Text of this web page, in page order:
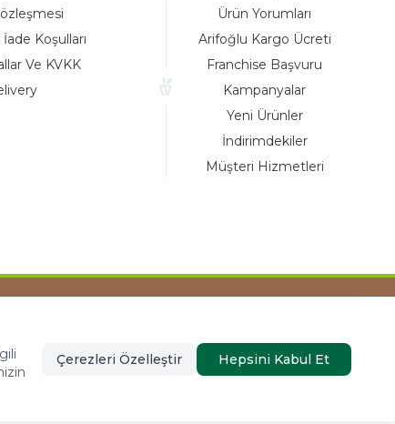
Koşulları
Ve KVKK
Ürün Yorumları
Arifoğlu Kargo Ücreti
Franchise Başvuru
Kampanyalar
Yeni Ürünler
İndirimdekiler
Müşteri Hizmetleri
Çerezleri Özelleştir Hepsini Kabul Et